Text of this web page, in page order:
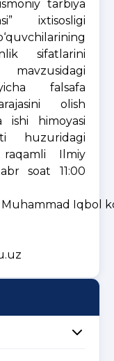
tarbiya
ixtisosligi
sifatlarini
falsafa
olish
ishi himoyasi
huzuridagi
raqamli Ilmiy
soat 11:00
Iqbol